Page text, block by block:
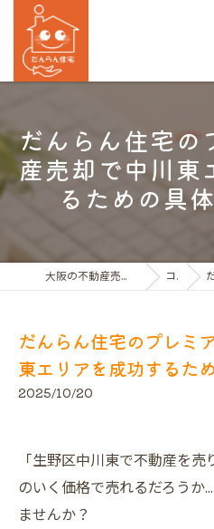
だんらん住宅の
産売却で中川東
るための具
大阪の不動産売買ならだんらん住宅株式会社 コラム だ
だんらん住宅のプレミ
東エリアを成功するた
2025/10/20
「生野区中川東で不動産を
のいく価格で売れるだろうか
ませんか？